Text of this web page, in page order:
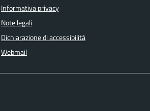
Informativa privacy
Note legali
Dichiarazione di accessibilità
Webmail